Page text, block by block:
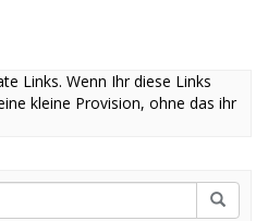
Links. Wenn Ihr diese Links
kleine Provision, ohne das ihr